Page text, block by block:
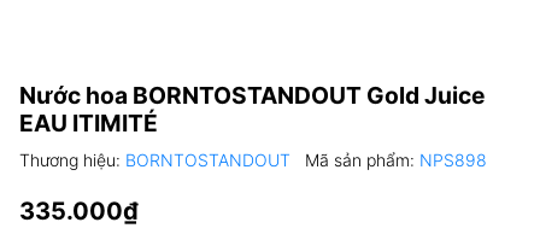
Nước hoa BORNTOSTANDOUT Gold Juice
EAU ITIMITÉ
Thương hiệu: BORNTOSTANDOUT Mã sản phẩm: NPS898
335.000₫